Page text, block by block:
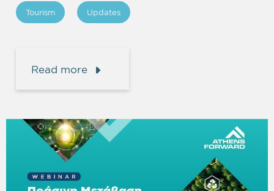
Tourism Updates
Read more